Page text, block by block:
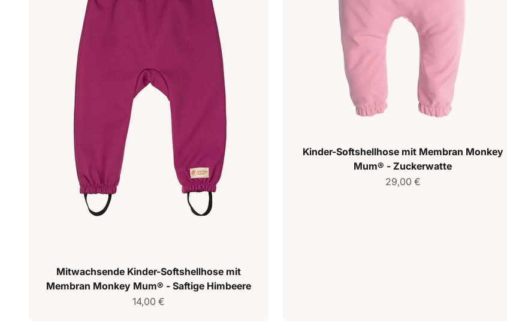
Mitwachsende Kinder-Softshellhose mit
Membran Monkey Mum® - Saftige Himbeere
Verkaufspreis
14,00 €
Kinder-Softshellhose mit Membran Monkey
Mum® - Zuckerwatte
Verkaufspreis
29,00 €